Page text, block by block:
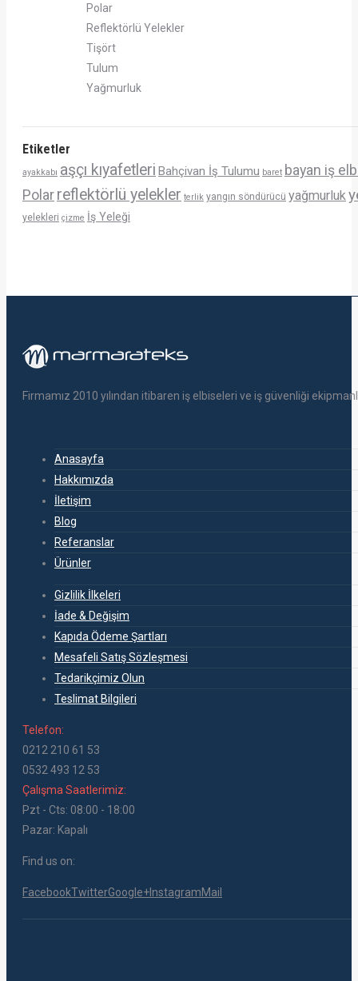
Polar
Reflektörlü Yelekler
Tişört
Tulum
Yağmurluk
Etiketler
ayakkabı aşçı kıyafetleri Bahçivan İş Tulumu baret bayan iş
Polar reflektörlü yelekler terlik yangın söndürücü yağmurluk
yelekleri çizme İş Yeleği
Firmamız 2010 yılından itibaren iş elbiseleri ve iş güvenliği
Anasayfa
Hakkımızda
İletişim
Blog
Referanslar
Ürünler
Gizlilik İlkeleri
İade & Değişim
Kapıda Ödeme Şartları
Mesafeli Satış Sözleşmesi
Tedarikçimiz Olun
Teslimat Bilgileri
Telefon:
0212 210 61 53
0532 493 12 53
Çalışma Saatlerimiz:
Pzt - Cts: 08:00 - 18:00
Pazar: Kapalı
Find us on:
FacebookTwitterGoogle+ InstagramMail